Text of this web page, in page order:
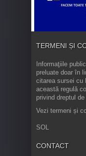
TERMENI ȘI
Informaţiile
preluate doar în
citarea sursei cu
această regulă
privind dreptul de
Vezi termeni și
SOL
CONTACT